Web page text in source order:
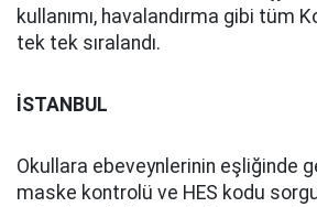
kullanımı, havalandırma gibi tüm
tek tek sıralandı.
İSTANBUL
Okullara ebeveynlerinin eşliğinde
maske kontrolü ve HES kodu